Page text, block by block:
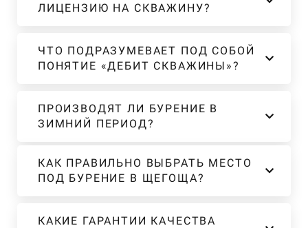
ЛИЦЕНЗИЮ НА СКВАЖИНУ?
ЧТО ПОДРАЗУМЕВАЕТ ПОД СОБОЙ
ПОНЯТИЕ «ДЕБИТ СКВАЖИНЫ»?
ПРОИЗВОДЯТ ЛИ БУРЕНИЕ В
ЗИМНИЙ ПЕРИОД?
КАК ПРАВИЛЬНО ВЫБРАТЬ МЕСТО
ПОД БУРЕНИЕ В ЩЕГОЩА?
КАКИЕ ГАРАНТИИ КАЧЕСТВА